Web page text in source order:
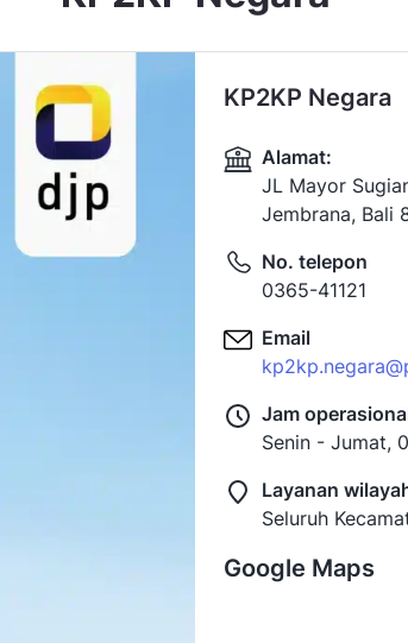
KP2KP Negara
Alamat:
JL Mayor
Jembrana, Bali
No. telepon
0365-41121
Email
Jam
Senin - Jumat,
Layanan
Seluruh
Google Maps